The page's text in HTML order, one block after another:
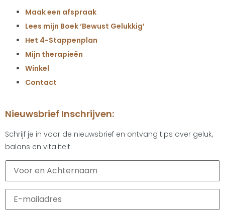
Maak een afspraak
Lees mijn Boek ‘Bewust Gelukkig’
Het 4-Stappenplan
Mijn therapieën
Winkel
Contact
Nieuwsbrief Inschrijven:
Schrijf je in voor de nieuwsbrief en ontvang tips over geluk,
balans en vitaliteit.